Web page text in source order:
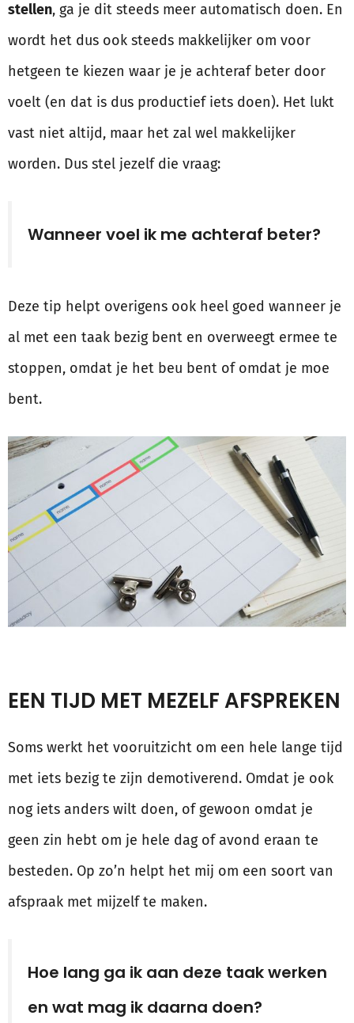
stellen, ga je dit steeds meer automatisch doen. En
wordt het dus ook steeds makkelijker om voor
hetgeen te kiezen waar je je achteraf beter door
voelt (en dat is dus productief iets doen). Het lukt
vast niet altijd, maar het zal wel makkelijker
worden. Dus stel jezelf die vraag:
Wanneer voel ik me achteraf beter?
Deze tip helpt overigens ook heel goed wanneer je
al met een taak bezig bent en overweegt ermee te
stoppen, omdat je het beu bent of omdat je moe
bent.
EEN TIJD MET MEZELF AFSPREKEN
Soms werkt het vooruitzicht om een hele lange tijd
met iets bezig te zijn demotiverend. Omdat je ook
nog iets anders wilt doen, of gewoon omdat je
geen zin hebt om je hele dag of avond eraan te
besteden. Op zo’n helpt het mij om een soort van
afspraak met mijzelf te maken.
Hoe lang ga ik aan deze taak werken
en wat mag ik daarna doen?